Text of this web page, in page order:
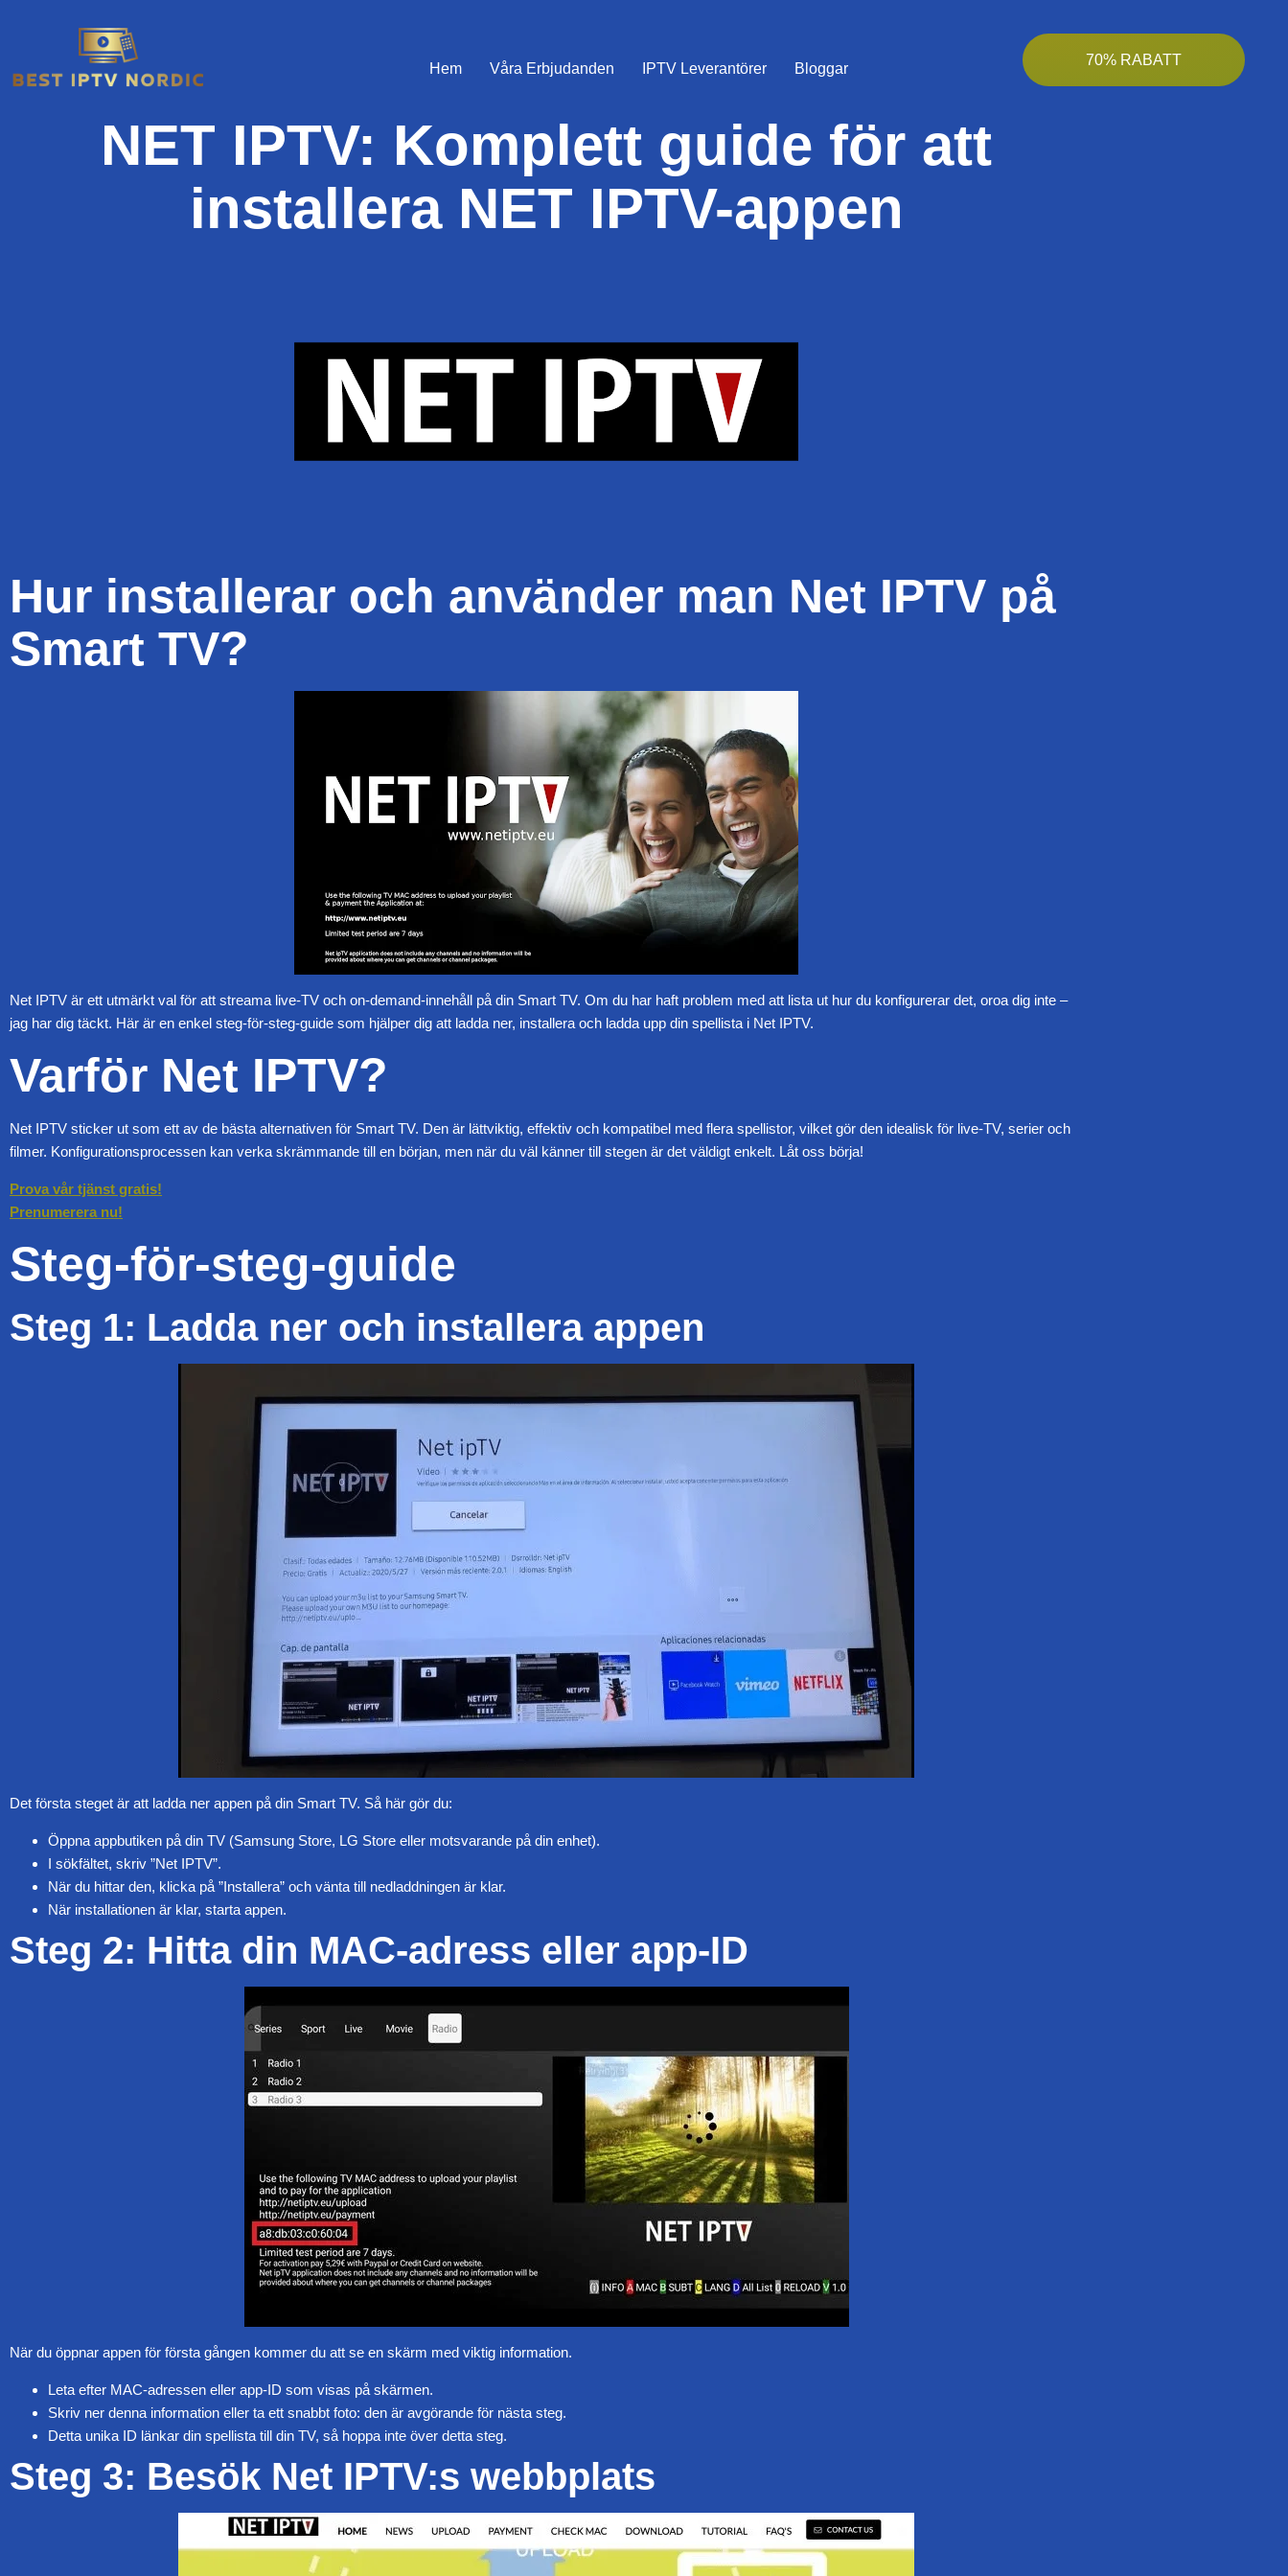
Hem Våra Erbjudanden IPTV Leverantörer Bloggar
70% RABATT
NET IPTV: Komplett guide för att
installera NET IPTV-appen
Hur installerar och använder man Net IPTV på
Smart TV?
Net IPTV är ett utmärkt val för att streama live-TV och on-demand-innehåll på din Smart TV. Om du har haft problem med att lista ut hur du konfigurerar det, oroa dig inte –
jag har dig täckt. Här är en enkel steg-för-steg-guide som hjälper dig att ladda ner, installera och ladda upp din spellista i Net IPTV.
Varför Net IPTV?
Net IPTV sticker ut som ett av de bästa alternativen för Smart TV. Den är lättviktig, effektiv och kompatibel med flera spellistor, vilket gör den idealisk för live-TV, serier och
filmer. Konfigurationsprocessen kan verka skrämmande till en början, men när du väl känner till stegen är det väldigt enkelt. Låt oss börja!
Prova vår tjänst gratis!
Prenumerera nu!
Steg-för-steg-guide
Steg 1: Ladda ner och installera appen
Det första steget är att ladda ner appen på din Smart TV. Så här gör du:
Öppna appbutiken på din TV (Samsung Store, LG Store eller motsvarande på din enhet).
I sökfältet, skriv ”Net IPTV”.
När du hittar den, klicka på ”Installera” och vänta till nedladdningen är klar.
När installationen är klar, starta appen.
Steg 2: Hitta din MAC-adress eller app-ID
När du öppnar appen för första gången kommer du att se en skärm med viktig information.
Leta efter MAC-adressen eller app-ID som visas på skärmen.
Skriv ner denna information eller ta ett snabbt foto: den är avgörande för nästa steg.
Detta unika ID länkar din spellista till din TV, så hoppa inte över detta steg.
Steg 3: Besök Net IPTV:s webbplats